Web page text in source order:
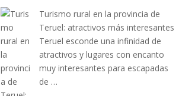
Turismo rural en la provincia de
Teruel: atractivos más interesantes
Teruel esconde una infinidad de
atractivos y lugares con encanto
muy interesantes para escapadas
de …